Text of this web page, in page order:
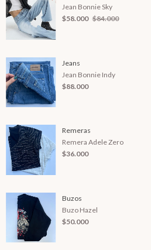
Jean Bonnie Sky
$58.000 $84.000
Jeans
Jean Bonnie Indy
$88.000
Remeras
Remera Adele Zero
$36.000
Buzos
Buzo Hazel
$50.000